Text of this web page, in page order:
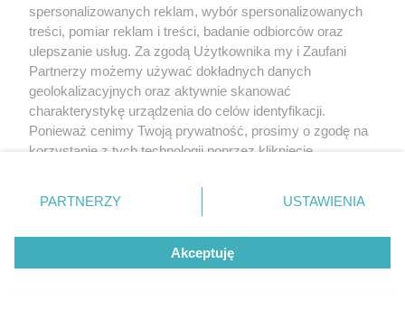
spersonalizowanych reklam, wybór spersonalizowanych
treści, pomiar reklam i treści, badanie odbiorców oraz
ulepszanie usług. Za zgodą Użytkownika my i Zaufani
Partnerzy możemy używać dokładnych danych
geolokalizacyjnych oraz aktywnie skanować
charakterystykę urządzenia do celów identyfikacji.
Ponieważ cenimy Twoją prywatność, prosimy o zgodę na
korzystanie z tych technologii poprzez kliknięcie
zmienić/wycofać klikając przycisk ustawień prywatności
znajdujący się w lewym dolnym rogu strony
rodzaje przetwarzania danych nie wymagają zgody
użytkownika, ale masz prawo sprzeciwić się takiemu
przetwarzaniu. Preferencje będą miały zastosowanie tylko
PARTNERZY USTAWIENIA
Akceptuję